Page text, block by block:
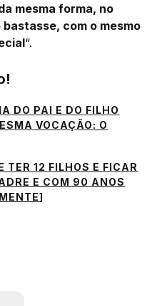
mesma forma, no
com o mesmo
“.
DO PAI E DO FILHO
VOCAÇÃO: O
TER 12 FILHOS E FICAR
E COM 90 ANOS
]